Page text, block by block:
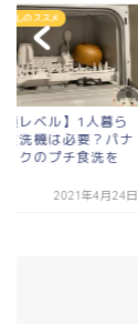
らしのススメ
須レベル】1人暮ら
食洗機は必要？パナ
ックのプチ食洗を
2021年4月24日